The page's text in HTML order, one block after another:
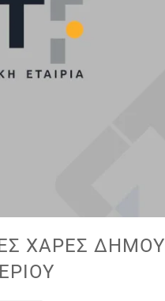
ΧΑΡΈΣ ΔΉΜΟΥ